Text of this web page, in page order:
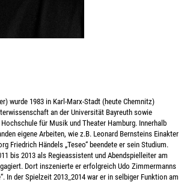
wurde 1983 in Karl-Marx-Stadt (heute Chemnitz)
an der Universität Bayreuth sowie
für Musik und Theater Hamburg. Innerhalb
eigene Arbeiten, wie z.B. Leonard Bernsteins Einakter
Friedrich Händels „Teseo“ beendete er sein Studium.
bis 2013 als Regieassistent und Abendspielleiter am
Dort inszenierte er erfolgreich Udo Zimmermanns
In der Spielzeit 2013_2014 war er in selbiger Funktion am